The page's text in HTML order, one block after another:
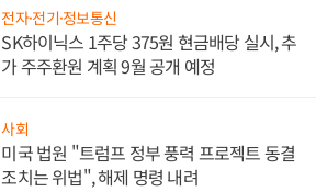
전자·전기·정보통신
SK하이닉스 1주당 375원 현금배당 실시, 추
가 주주환원 계획 9월 공개 예정
사회
미국 법원 "트럼프 정부 풍력 프로젝트 동결
조치는 위법", 해제 명령 내려